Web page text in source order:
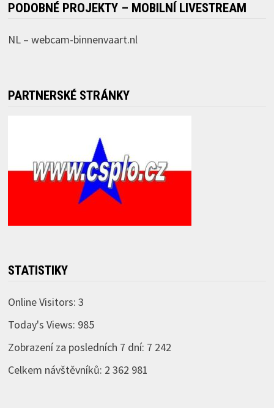
PODOBNÉ PROJEKTY – MOBILNÍ LIVESTREAM
NL – webcam-binnenvaart.nl
PARTNERSKÉ STRÁNKY
STATISTIKY
Online Visitors: 3
Today's Views: 985
Zobrazení za posledních 7 dní: 7 242
Celkem návštěvníků: 2 362 981